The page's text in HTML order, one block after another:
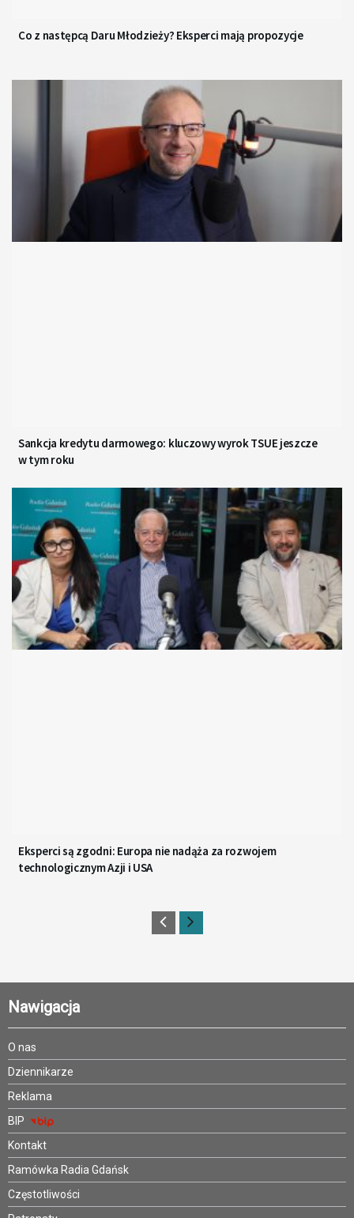
Co z następcą Daru Młodzieży? Eksperci mają propozycje
Sankcja kredytu darmowego: kluczowy wyrok TSUE jeszcze
w tym roku
Eksperci są zgodni: Europa nie nadąża za rozwojem
technologicznym Azji i USA
Nawigacja
O nas
Dziennikarze
Reklama
BIP
Kontakt
Ramówka Radia Gdańsk
Częstotliwości